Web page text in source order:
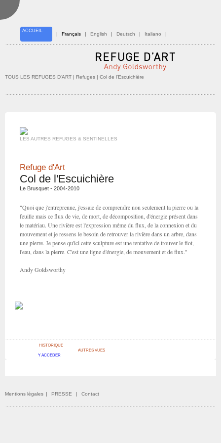
ACCUEIL
| Français | English | Deutsch | Italiano |
TOUS LES REFUGES D'ART | Refuges | Col de l'Escuichière
LES AUTRES REFUGES & SENTINELLES
Refuge d'Art
Col de l'Escuichière
Le Brusquet - 2004-2010
"Quoi que j'entreprenne, j'essaie de comprendre non seulement la pierre ou la
feuille mais ce flux de vie, de mort, de décomposition, d'énergie présent dans
le matériau. Une rivière est l'expression même du flux, de la connexion et du
mouvement et je ressens le besoin de retrouver la rivière dans un arbre, dans
une pierre. Je pense qu'ici cette sculpture est une tentative de trouver le flot,
l'eau, dans la pierre. C'est une ligne d'énergie, de mouvement et de flux."
Andy Goldsworthy
HISTORIQUE
Y ACCEDER
AUTRES VUES
Mentions légales | PRESSE | Contact